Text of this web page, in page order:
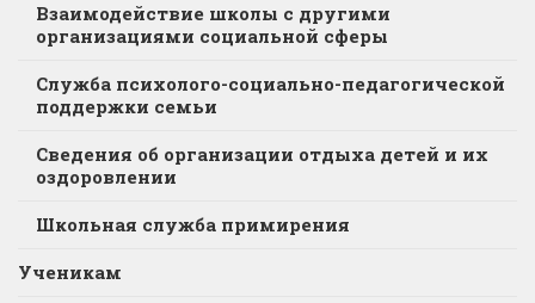
Взаимодействие школы с другими
организациями социальной сферы
Служба психолого-социально-педагогической
поддержки семьи
Сведения об организации отдыха детей и их
оздоровлении
Школьная служба примирения
Ученикам